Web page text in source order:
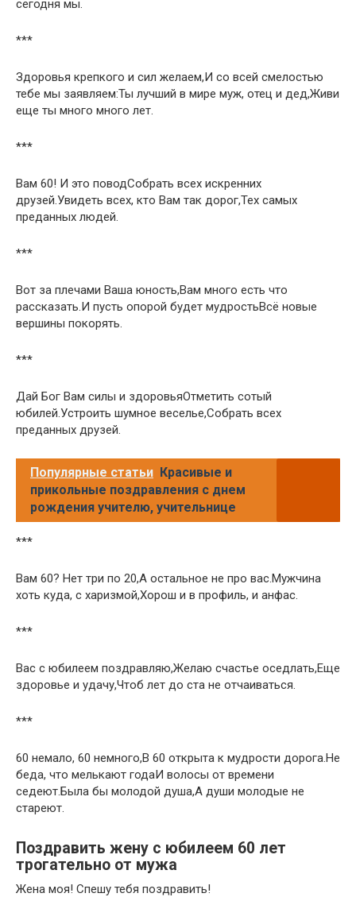
сегодня мы.
***
Здоровья крепкого и сил желаем,И со всей смелостью
тебе мы заявляем:Ты лучший в мире муж, отец и дед,Живи
еще ты много много лет.
***
Вам 60! И это поводСобрать всех искренних
друзей.Увидеть всех, кто Вам так дорог,Тех самых
преданных людей.
***
Вот за плечами Ваша юность,Вам много есть что
рассказать.И пусть опорой будет мудростьВсё новые
вершины покорять.
***
Дай Бог Вам силы и здоровьяОтметить сотый
юбилей.Устроить шумное веселье,Собрать всех
преданных друзей.
Популярные статьи Красивые и
прикольные поздравления с днем
рождения учителю, учительнице
***
Вам 60? Нет три по 20,А остальное не про вас.Мужчина
хоть куда, с харизмой,Хорош и в профиль, и анфас.
***
Вас с юбилеем поздравляю,Желаю счастье оседлать,Еще
здоровье и удачу,Чтоб лет до ста не отчаиваться.
***
60 немало, 60 немного,В 60 открыта к мудрости дорога.Не
беда, что мелькают годаИ волосы от времени
седеют.Была бы молодой душа,А души молодые не
стареют.
Поздравить жену с юбилеем 60 лет
трогательно от мужа
Жена моя! Спешу тебя поздравить!